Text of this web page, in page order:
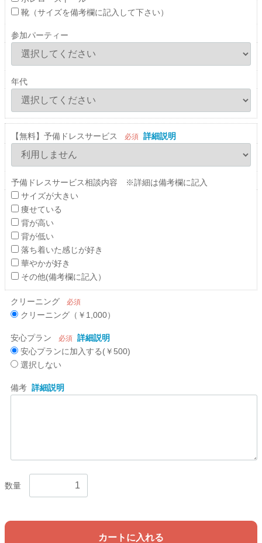
靴（サイズを備考欄に記入して下さい）
参加パーティー
年代
【無料】予備ドレスサービス 必須 詳細説明
予備ドレスサービス相談内容 ※詳細は備考欄に記入
サイズが大きい
痩せている
背が高い
背が低い
落ち着いた感じが好き
華やかが好き
その他(備考欄に記入）
クリーニング 必須
クリーニング（￥1,000）
安心プラン 必須 詳細説明
安心プランに加入する(￥500)
選択しない
備考 詳細説明
数量
カートに入れる